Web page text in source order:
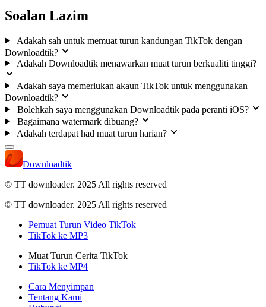
Soalan Lazim
Adakah sah untuk memuat turun kandungan TikTok dengan
Downloadtik?
Adakah Downloadtik menawarkan muat turun berkualiti tinggi?
Adakah saya memerlukan akaun TikTok untuk menggunakan
Downloadtik?
Bolehkah saya menggunakan Downloadtik pada peranti iOS?
Bagaimana watermark dibuang?
Adakah terdapat had muat turun harian?
Downloadtik
© TT downloader. 2025 All rights reserved
© TT downloader. 2025 All rights reserved
Pemuat Turun Video TikTok
TikTok ke MP3
Muat Turun Cerita TikTok
TikTok ke MP4
Cara Menyimpan
Tentang Kami